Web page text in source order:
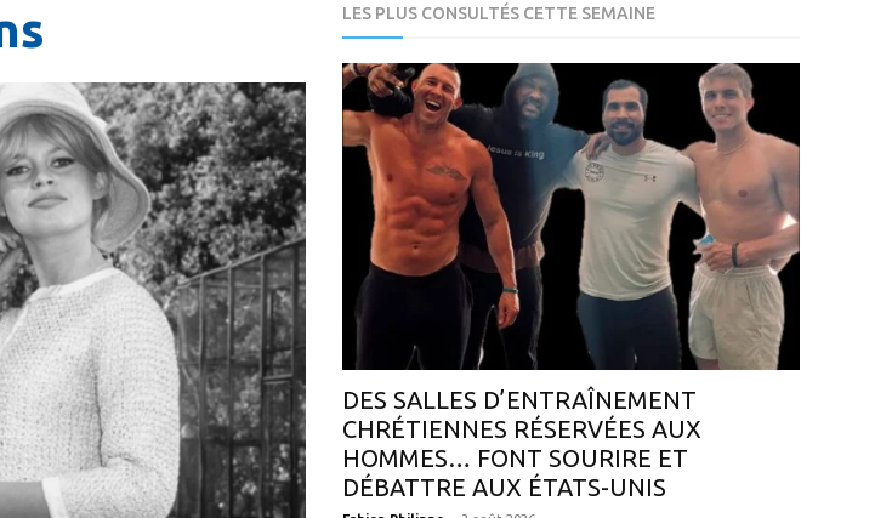
LES PLUS CONSULTÉS CETTE SEMAINE
DES SALLES D’ENTRAÎNEMENT
CHRÉTIENNES RÉSERVÉES AUX
HOMMES… FONT SOURIRE ET
DÉBATTRE AUX ÉTATS-UNIS